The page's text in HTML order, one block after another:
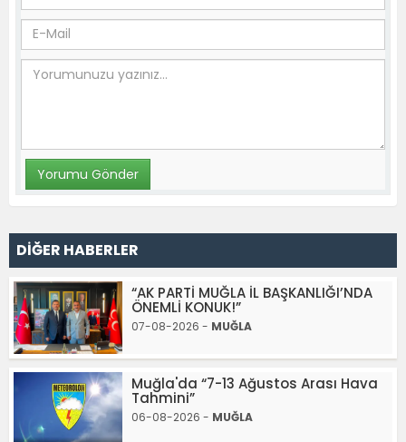
DİĞER HABERLER
“AK PARTİ MUĞLA İL BAŞKANLIĞI’NDA
ÖNEMLİ KONUK!”
07-08-2026 - MUĞLA
Muğla'da “7-13 Ağustos Arası Hava
Tahmini”
06-08-2026 - MUĞLA